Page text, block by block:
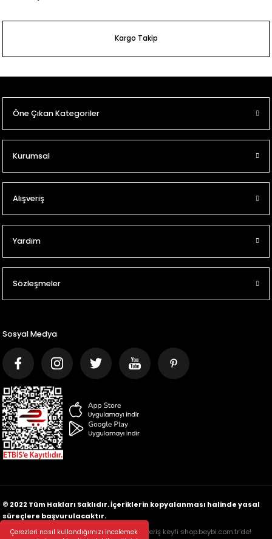
Çerezleri nasıl kullandığımızı incelemek
Kargo Takip
Öne Çıkan Kategoriler
Kurumsal
Alışveriş
Yardım
Sözleşmeler
Sosyal Medya
© 2022 Tüm Hakları Saklıdır. İçeriklerin kopyalanması halinde yasal
süreçlere başvurulacaktır.
256 Bit SSL sertifikası ve 3D ile güvenli alışveriş keyfi shop.beybi.com.tr’de!